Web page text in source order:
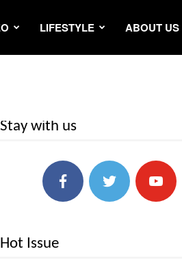
LIFESTYLE ABOUT US
Stay with us
Hot Issue